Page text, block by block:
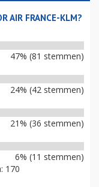
AIR FRANCE-KLM?
47% (81 stemmen)
24% (42 stemmen)
21% (36 stemmen)
6% (11 stemmen)
170